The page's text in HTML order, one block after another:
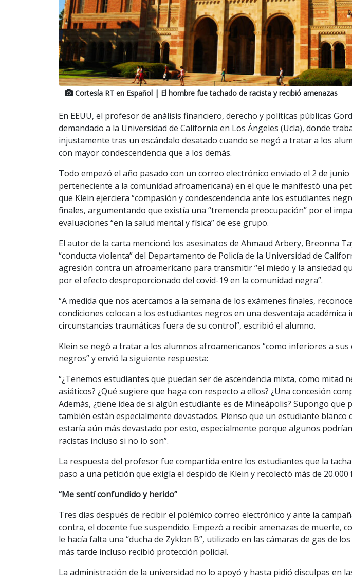
Cortesía RT en Español | El hombre fue tachado de racista y recibió amenazas
En EEUU, el profesor de análisis financiero, derecho y políticas públicas
demandado a la Universidad de California en Los Ángeles (Ucla), donde
injustamente tras un escándalo desatado cuando se negó a tratar a los
con mayor condescendencia que a los demás.
Todo empezó el año pasado con un correo electrónico enviado el 2 de
perteneciente a la comunidad afroamericana) en el que le manifestó una
que Klein ejerciera “compasión y condescendencia ante los estudiantes
finales, argumentando que existía una “tremenda preocupación” por el
evaluaciones “en la salud mental y física” de ese grupo.
El autor de la carta mencionó los asesinatos de Ahmaud Arbery, Breonna
“conducta violenta” del Departamento de Policía de la Universidad de
agresión contra un afroamericano para transmitir “el miedo y la ansiedad
por el efecto desproporcionado del covid-19 en la comunidad negra”.
“A medida que nos acercamos a la semana de los exámenes finales,
condiciones colocan a los estudiantes negros en una desventaja académica
circunstancias traumáticas fuera de su control”, escribió el alumno.
Klein se negó a tratar a los alumnos afroamericanos “como inferiores a
negros” y envió la siguiente respuesta:
“¿Tenemos estudiantes que puedan ser de ascendencia mixta, como mitad
asiáticos? ¿Qué sugiere que haga con respecto a ellos? ¿Una concesión
Además, ¿tiene idea de si algún estudiante es de Mineápolis? Supongo que
también están especialmente devastados. Pienso que un estudiante blanco
estaría aún más devastado por esto, especialmente porque algunos
racistas incluso si no lo son”.
La respuesta del profesor fue compartida entre los estudiantes que la
paso a una petición que exigía el despido de Klein y recolectó más de 20.000
“Me sentí confundido y herido”
Tres días después de recibir el polémico correo electrónico y ante la
contra, el docente fue suspendido. Empezó a recibir amenazas de muerte,
le hacía falta una “ducha de Zyklon B”, utilizado en las cámaras de gas de
más tarde incluso recibió protección policial.
La administración de la universidad no lo apoyó y hasta pidió disculpas en